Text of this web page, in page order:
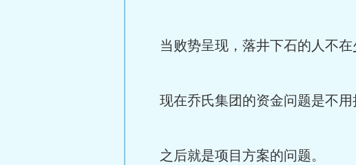
当败势呈现，落井下石的人不在
现在乔氏集团的资金问题是不用
之后就是项目方案的问题。